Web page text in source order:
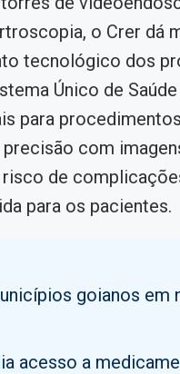
o Crer dá
tecnológico dos
Único de Saúde
para
com
de
para os pacientes.
goianos em
acesso a